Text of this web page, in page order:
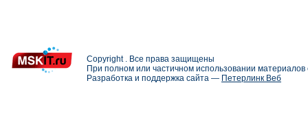
Copyright . Все права защищены
При полном или частичном использовании
Разработка и поддержка сайта — Петерлинк Веб